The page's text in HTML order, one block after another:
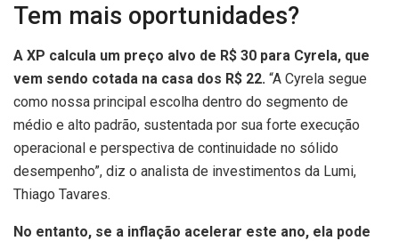
Tem mais oportunidades?
A XP calcula um preço alvo de R$ 30 para Cyrela, que
vem sendo cotada na casa dos R$ 22. “A Cyrela segue
como nossa principal escolha dentro do segmento de
médio e alto padrão, sustentada por sua forte execução
operacional e perspectiva de continuidade no sólido
desempenho”, diz o analista de investimentos da Lumi,
Thiago Tavares.
No entanto, se a inflação acelerar este ano, ela pode